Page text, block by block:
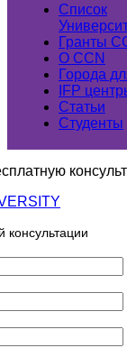
Список
Гранты
О ССN
Города
IFP
Статьи
Студенты
Авторское
консультации